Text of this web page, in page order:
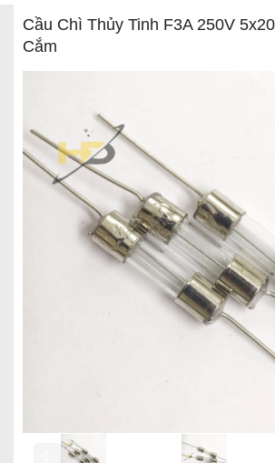
Cầu Chì Thủy Tinh F3A 250V
Cắm